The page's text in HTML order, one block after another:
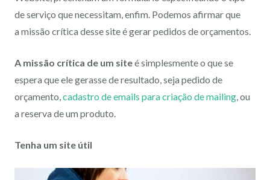
de serviço que necessitam, enfim. Podemos afirmar que
a missão crítica desse site é gerar pedidos de orçamentos.
A missão crítica de um siteé simplesmente o que se
espera que ele gerasse de resultado, seja pedido de
orçamento,cadastro de emails para criação de mailing, ou
a reserva de um produto.
Tenha um site útil